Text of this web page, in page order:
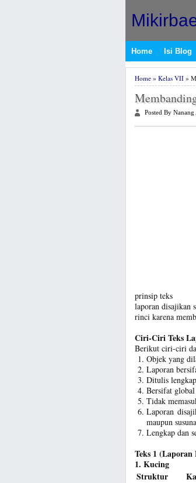
Home Isi Blog
Home» Kelas VII»
Posted By Nanang
prinsip teks
laporan disajikan
rinci karena
Ciri-Ciri Teks
Berikut ciri-ciri
Objek yang
Laporan
Ditulis
Bersifat
Tidak
Laporan
maupun
Lengkap dan
Teks 1 (Laporan
1. Kucing
Struktur